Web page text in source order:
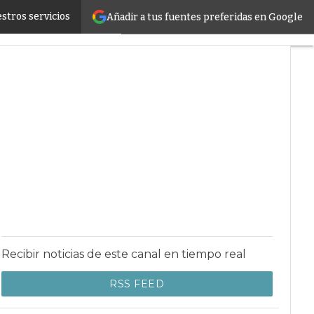
Añadir a tus fuentes preferidas en Google
servicios
infrastructure
Recibir noticias de este canal en tiempo real
RSS FEED